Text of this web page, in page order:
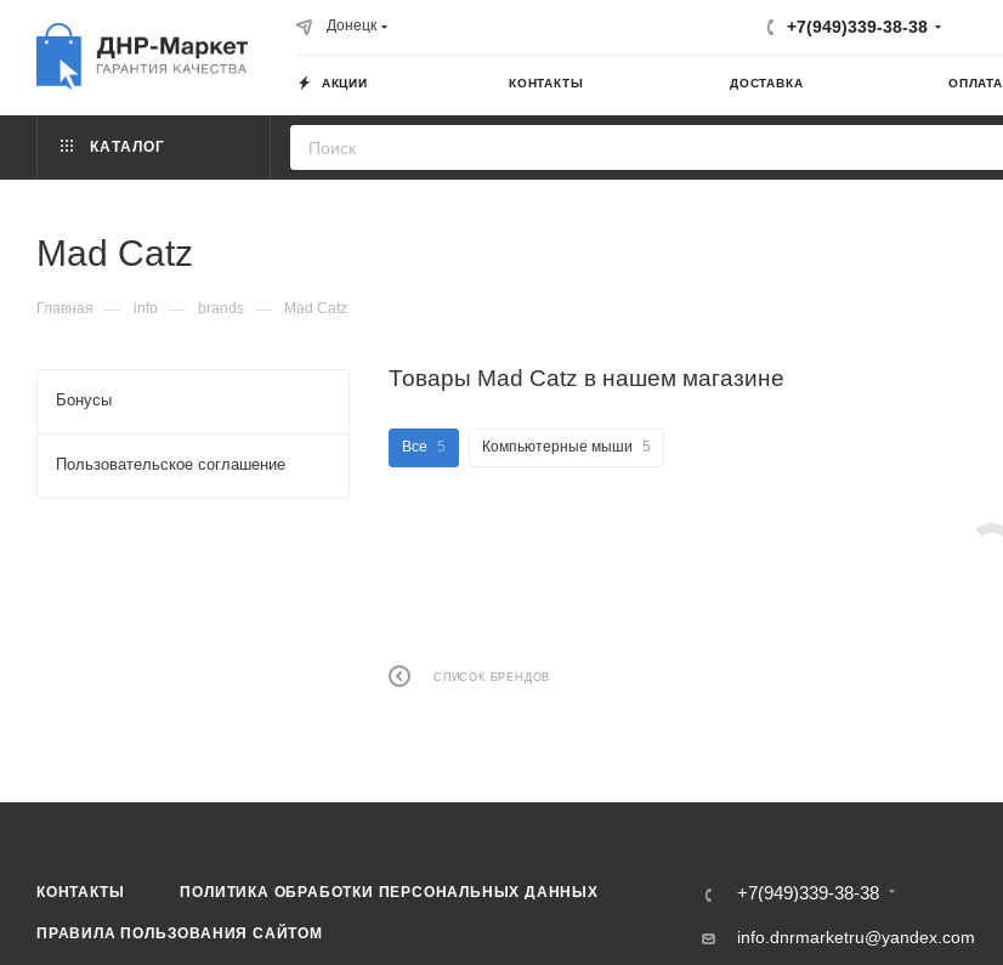
Донецк +7(949)339-38-38
АКЦИИ КОНТАКТЫ ДОСТАВКА ОПЛАТА
КАТАЛОГ
Mad Catz
Главная — info — brands — Mad Catz
Товары Mad Catz в нашем магазине
Все 5 Компьютерные мыши 5
СПИСОК БРЕНДОВ
Бонусы
Пользовательское соглашение
КОНТАКТЫ ПОЛИТИКА ОБРАБОТКИ ПЕРСОНАЛЬНЫХ ДАННЫХ
ПРАВИЛА ПОЛЬЗОВАНИЯ САЙТОМ
+7(949)339-38-38
info.dnrmarketru@yandex.com